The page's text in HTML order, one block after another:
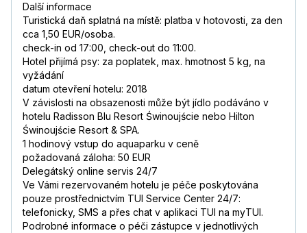
Další informace
Turistická daň splatná na místě: platba v hotovosti, za den
cca 1,50 EUR/osoba.
check-in od 17:00, check-out do 11:00.
Hotel přijímá psy: za poplatek, max. hmotnost 5 kg, na
vyžádání
datum otevření hotelu: 2018
V závislosti na obsazenosti může být jídlo podáváno v
hotelu Radisson Blu Resort Świnoujście nebo Hilton
Świnoujście Resort & SPA.
1 hodinový vstup do aquaparku v ceně
požadovaná záloha: 50 EUR
Delegátský online servis 24/7
Ve Vámi rezervovaném hotelu je péče poskytována
pouze prostřednictvím TUI Service Center 24/7:
telefonicky, SMS a přes chat v aplikaci TUI na myTUI.
Podrobné informace o péči zástupce v jednotlivých